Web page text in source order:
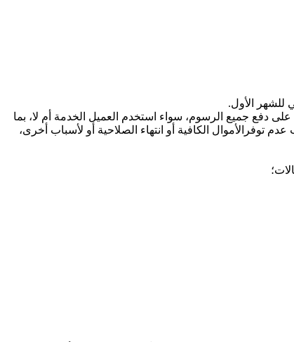
دفع جميع الرسوم، سواء استخدم العميل الخدمة أم لا، بما
توفرالأموال الكافية أو انتهاء الصلاحية أو لأسباب أخرى،